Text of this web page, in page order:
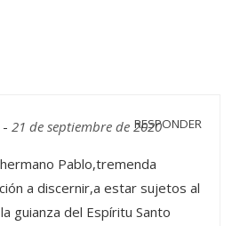
-21 de septiembre de 2020RESPONDER
Pablo,tremenda
a discernir,a estar sujetos al
guianza del Espíritu Santo